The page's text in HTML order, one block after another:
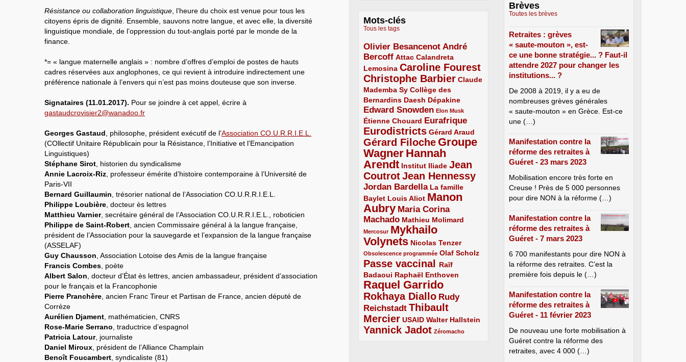
Résistance ou collaboration linguistique , l’heure du choix est venue pour tous les
citoyens épris de dignité. Ensemble, sauvons notre langue, et avec elle, la diversité
linguistique mondiale, de l’oppression du tout-anglais porté par le monde de la
finance.
*= « langue maternelle anglais » : nombre d’offres d’emploi de postes de hauts
cadres réservées aux anglophones, ce qui revient à introduire indirectement une
préférence nationale à l’envers qui n’est pas moins douteuse que son inverse.
Signataires (11.01.2017). Pour se joindre à cet appel, écrire à
gastaudcrovisier2@wanadoo.fr
Georges Gastaud , philosophe, président exécutif de l’Association CO.U.R.R.I.E.L.
(COllectif Unitaire Républicain pour la Résistance, l’Initiative et l’Emancipation
Linguistiques)
Stéphane Sirot , historien du syndicalisme
Annie Lacroix-Riz , professeur émérite d’histoire contemporaine à l’Université de
Paris-VII
Bernard Guillaumin , trésorier national de l’Association CO.U.R.R.I.E.L.
Philippe Loubière , docteur ès lettres
Matthieu Varnier, secrétaire général de l’Association CO.U.R.R.I.E.L., roboticien
Philippe de Saint-Robert , ancien Commissaire général à la langue française,
président de l’Association pour la sauvegarde et l’expansion de la langue française
(ASSELAF)
Guy Chausson , Association Lotoise des Amis de la langue française
Francis Combes , poète
Albert Salon , docteur d’État ès lettres, ancien ambassadeur, président d’association
pour le français et la Francophonie
Pierre Pranchère , ancien Franc Tireur et Partisan de France, ancien député de
Corrèze
Aurélien Djament , mathématicien, CNRS
Rose-Marie Serrano , traductrice d’espagnol
Patricia Latour, journaliste
Daniel Miroux , président de l’Alliance Champlain
Benoît Foucambert , syndicaliste (81)
Mots-clés
Tous les tags
Olivier Besancenot
3/5
André
Bercoff
3/5 Attac
2/5
Calandreta
Lemosina
2/5 Caroline Fourest
4/5
Christophe Barbier
4/5
Claude
Mademba Sy
2/5
Collège des
Bernardins
2/5 Daesh
2/5 Dépakine
2/5
Edward Snowden
3/5 Elon Musk
1/5
Étienne Chouard
2/5 Eurafrique
3/5
Eurodistricts
4/5 Gérard Araud
2/5
Gérard Filoche
4/5
Groupe
Wagner
5/5
Hannah
Arendt
5/5 Institut Iliade
2/5
Jean
Coutrot
4/5 Jean Hennessy
4/5
Jordan Bardella
3/5
La famille
Baylet
2/5 Louis Aliot
2/5
Manon
Aubry
5/5
Maria Corina
Machado
3/5 Mathieu Molimard
2/5
Mercosur
1/5
Mykhailo
Volynets
5/5 Nicolas Tenzer
2/5
Obsolescence programmée
1/5 Olaf Scholz
2/5
Passe vaccinal
4/5
Raïf
Badaoui
2/5 Raphaël Enthoven
2/5
Raquel Garrido
5/5
Rokhaya Diallo
4/5
Rudy
Reichstadt
3/5
Thibault
Mercier
4/5 USAID
2/5 Walter Hallstein
2/5
Yannick Jadot
4/5 Zéromacho
1/5
Brèves
Toutes les brèves
Retraites : grèves
« saute-mouton », est-
ce une bonne stratégie... ? Faut-il
attendre 2027 pour changer les
institutions... ?
De 2008 à 2019, il y a eu de
nombreuses grèves générales
« saute-mouton » en Grèce. Est-ce
une (…)
Manifestation contre la
réforme des retraites à
Guéret - 23 mars 2023
Mobilisation encore très forte en
Creuse ! Près de 5 000 personnes
pour dire NON à la réforme (…)
Manifestation contre la
réforme des retraites à
Guéret - 7 mars 2023
6 700 manifestants pour dire NON à
la réforme des retraites. C’est la
première fois depuis le (…)
Manifestation contre la
réforme des retraites à
Guéret - 11 février 2023
De nouveau une forte mobilisation à
Guéret contre la réforme des
retraites, avec 4 000 (…)